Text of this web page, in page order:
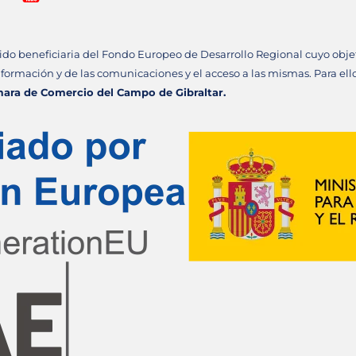
beneficiaria del Fondo Europeo de Desarrollo Regional cuyo
y de las comunicaciones y el acceso a las mismas. Para
de Comercio del Campo de Gibraltar.